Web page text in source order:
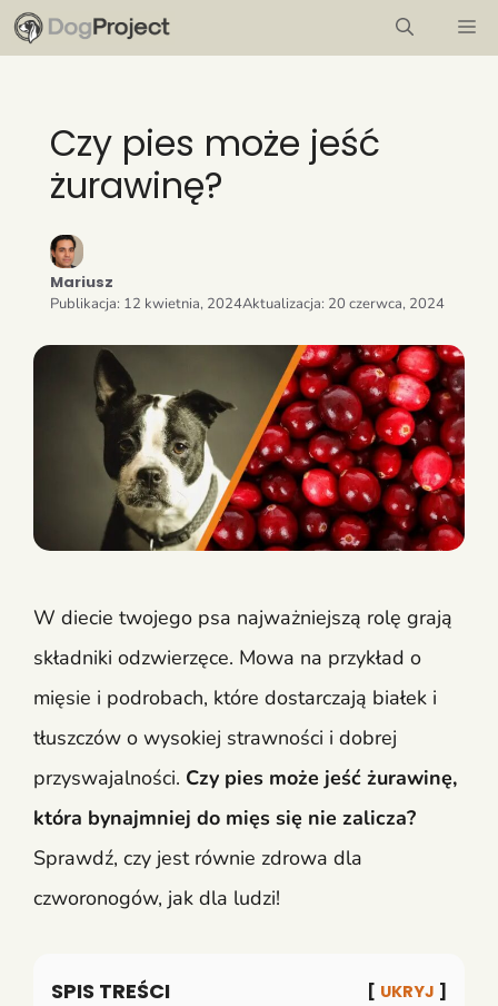
Przejdź
do
Czy pies może jeść
żurawinę?
Mariusz
Publikacja: 12 kwietnia, 2024Aktualizacja: 20 czerwca, 2024
W diecie twojego psa najważniejszą rolę grają
składniki odzwierzęce. Mowa na przykład o
mięsie i podrobach, które dostarczają białek i
tłuszczów o wysokiej strawności i dobrej
przyswajalności. Czy pies może jeść żurawinę,
która bynajmniej do mięs się nie zalicza?
Sprawdź, czy jest równie zdrowa dla
czworonogów, jak dla ludzi!
SPIS TREŚCI UKRYJ